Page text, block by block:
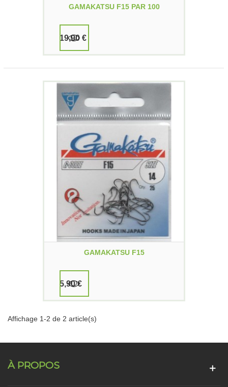
GAMAKATSU F15 PAR 100
19,90 €
GAMAKATSU F15
5,90 €
Affichage 1-2 de 2 article(s)
À PROPOS